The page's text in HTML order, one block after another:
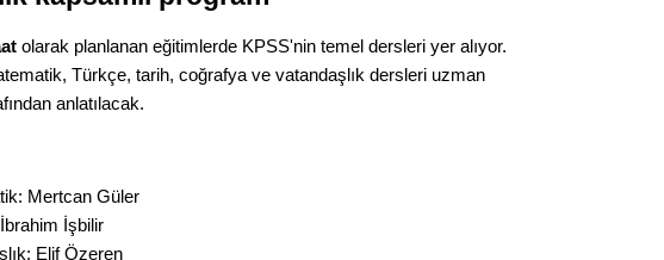
olarak planlanan eğitimlerde KPSS'nin temel dersleri yer alıyor.
Türkçe, tarih, coğrafya ve vatandaşlık dersleri uzman
anlatılacak.
Mertcan Güler
İşbilir
Elif Özeren